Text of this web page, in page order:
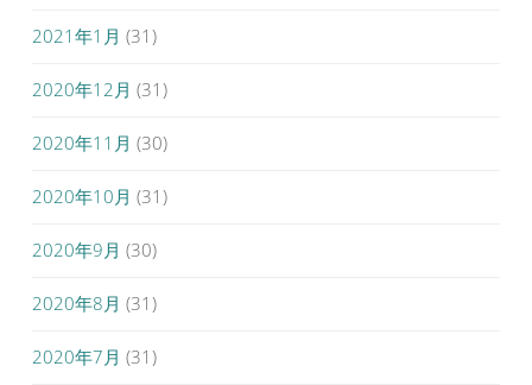
2021年1月 (31)
2020年12月 (31)
2020年11月 (30)
2020年10月 (31)
2020年9月 (30)
2020年8月 (31)
2020年7月 (31)